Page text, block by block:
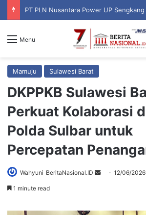
Menu
Mamuju Sulawesi Barat
DKPPKB Sulawesi
Perkuat Kolaborasi
Polda Sulbar untuk
Percepatan
Wahyuni_BeritaNasional.ID 12/06/2026
1 minute read